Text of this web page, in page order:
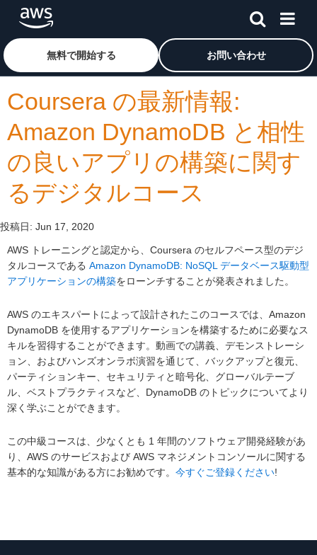
メインコンテンツに移動
アマゾン ウェブ サービスのホームページに戻るには、こ
無料で開始する お問い合わせ
Coursera の最新情報:
Amazon DynamoDB と相性
の良いアプリの構築に関す
るデジタルコース
投稿日: Jun 17, 2020
AWS トレーニングと認定から、Coursera のセルフペース型のデジ
タルコースである Amazon DynamoDB: NoSQL データベース駆動型
アプリケーションの構築をローンチすることが発表されました。
AWS のエキスパートによって設計されたこのコースでは、Amazon
DynamoDB を使用するアプリケーションを構築するために必要なス
キルを習得することができます。動画での講義、デモンストレーシ
ョン、およびハンズオンラボ演習を通じて、バックアップと復元、
パーティションキー、セキュリティと暗号化、グローバルテーブ
ル、ベストプラクティスなど、DynamoDB のトピックについてより
深く学ぶことができます。
この中級コースは、少なくとも 1 年間のソフトウェア開発経験があ
り、AWS のサービスおよび AWS マネジメントコンソールに関する
基本的な知識がある方にお勧めです。 今すぐご登録ください!